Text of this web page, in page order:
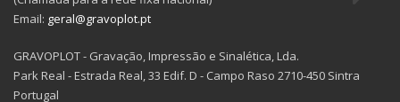
Email: geral@gravoplot.pt
GRAVOPLOT - Gravação, Impressão e Sinalética, Lda.
Park Real - Estrada Real, 33 Edif. D - Campo Raso 2710-450 Sintra
Portugal